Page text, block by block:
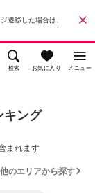
遷移した場合は、
検索 お気に入り メニュー
キング
まれます
他のエリアから探す